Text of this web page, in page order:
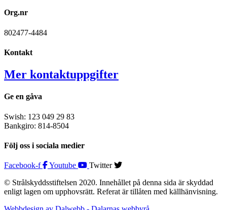
Org.nr
802477-4484
Kontakt
Mer kontaktuppgifter
Ge en gåva
Swish: 123 049 29 83
Bankgiro: 814-8504
Följ oss i sociala medier
Facebook-f Youtube
Twitter
© Strålskyddsstiftelsen 2020. Innehållet på denna sida är skyddad
enligt lagen om upphovsrätt. Referat är tillåten med källhänvisning.